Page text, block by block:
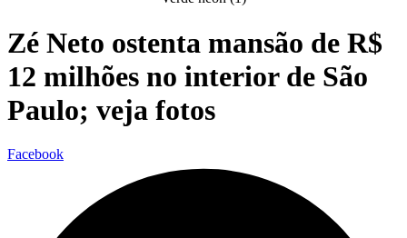
Zé Neto ostenta mansão de R$
12 milhões no interior de São
Paulo; veja fotos
Facebook